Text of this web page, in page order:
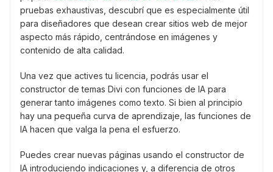
pruebas exhaustivas, descubrí que es especialmente útil
para diseñadores que desean crear sitios web de mejor
aspecto más rápido, centrándose en imágenes y
contenido de alta calidad.
Una vez que actives tu licencia, podrás usar el
constructor de temas Divi con funciones de IA para
generar tanto imágenes como texto. Si bien al principio
hay una pequeña curva de aprendizaje, las funciones de
IA hacen que valga la pena el esfuerzo.
Puedes crear nuevas páginas usando el constructor de
IA introduciendo indicaciones y, a diferencia de otros